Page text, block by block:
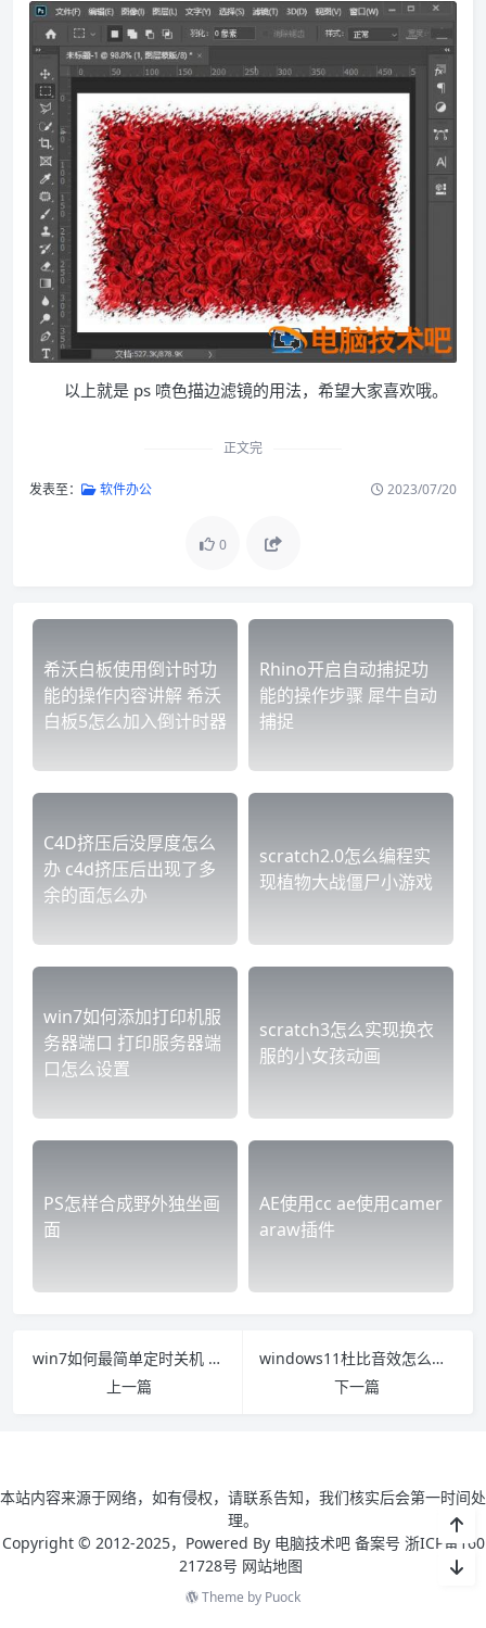
以上就是 ps 喷色描边滤镜的用法，希望大家喜欢哦。
正文完
发表至： 软件办公 2023/07/20
0
希沃白板使用倒计时功
能的操作内容讲解 希沃
白板5怎么加入倒计时器
Rhino开启自动捕捉功
能的操作步骤 犀牛自动
捕捉
C4D挤压后没厚度怎么
办 c4d挤压后出现了多
余的面怎么办
scratch2.0怎么编程实
现植物大战僵尸小游戏
win7如何添加打印机服
务器端口 打印服务器端
口怎么设置
scratch3怎么实现换衣
服的小女孩动画
PS怎样合成野外独坐画
面
AE使用cc ae使用camer
araw插件
win7如何最简单定时关机 win7如何设置定时关机每天定时关机
上一篇
windows11杜比音效怎么开 win11杜比音效在哪
下一篇
本站内容来源于网络，如有侵权，请联系告知，我们核实后会第一时间处
理。
Copyright © 2012-2025，Powered By 电脑技术吧 备案号 浙ICP备160
21728号 网站地图
Theme by Puock